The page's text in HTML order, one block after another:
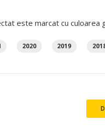
este marcat cu culoarea
2020 2019